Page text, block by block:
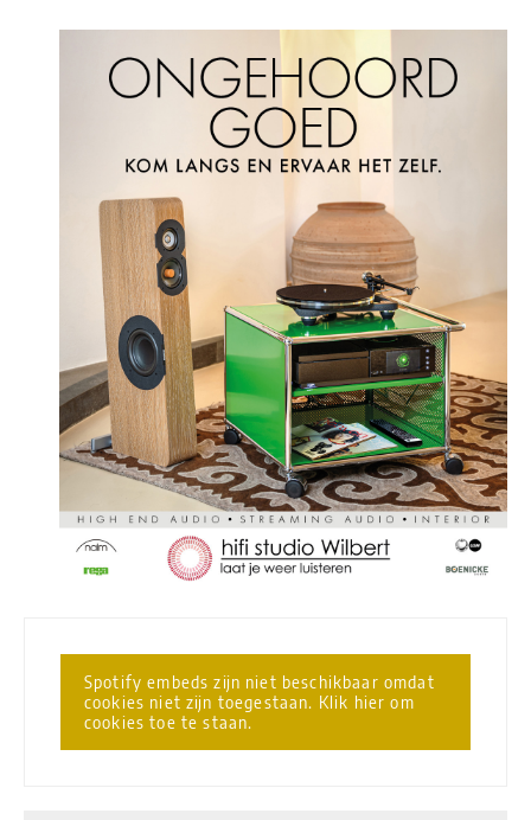
Spotify embeds zijn niet beschikbaar omdat
cookies niet zijn toegestaan. Klik hier om
cookies toe te staan.